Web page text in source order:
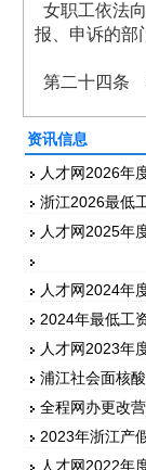
女职工依法
报、申诉的部
第二十四条
资讯信息
浙江2026最低
2024年最低工
浦江社会面核